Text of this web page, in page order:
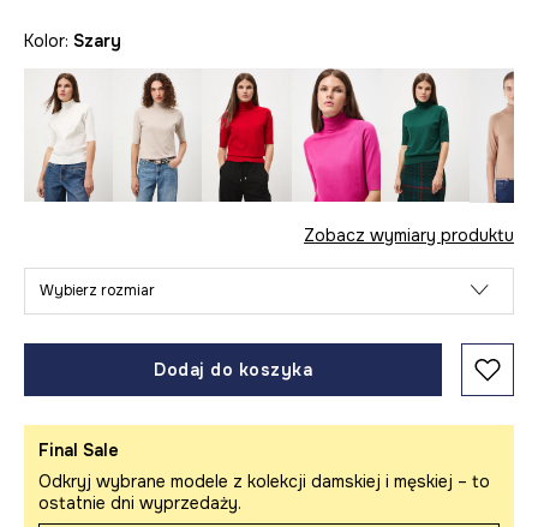
Kolor: szary
Zobacz wymiary produktu
Wybierz rozmiar
Dodaj do koszyka
Final Sale
Odkryj wybrane modele z kolekcji damskiej i męskiej – to
ostatnie dni wyprzedaży.